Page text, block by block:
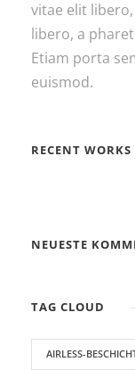
vitae elit
libero, a
Etiam porta
euismod.
RECENT WORKS
NEUESTE
TAG CLOUD
AIRLESS-